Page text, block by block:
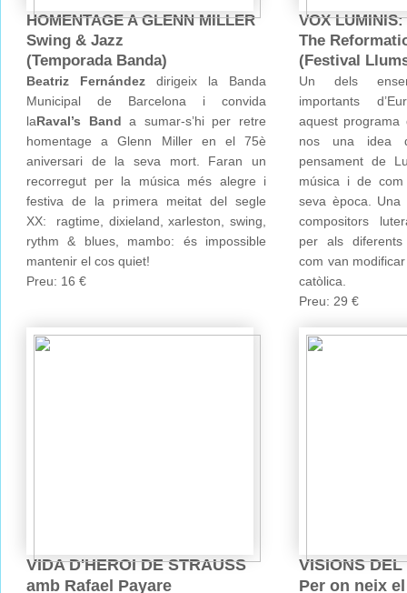
HOMENTAGE A GLENN MILLER
Swing & Jazz
(Temporada Banda)
Beatriz Fernández dirigeix la Banda
Municipal de Barcelona i convida
laRaval’s Band a sumar-s’hi per retre
homentage a Glenn Miller en el 75è
aniversari de la seva mort. Faran un
recorregut per la música més alegre i
festiva de la primera meitat del segle
XX: ragtime, dixieland, xarleston, swing,
rythm & blues, mambo: és impossible
mantenir el cos quiet!
Preu: 16 €
VOX LUMINIS:
The
(Festival
Un dels
importants
aquest
nos una idea
pensament de
música i de
seva època.
compositors
per als
com van
catòlica.
Preu: 29 €
VIDA D'HEROI DE STRAUSS
amb Rafael Payare
VISIONS
Per on neix